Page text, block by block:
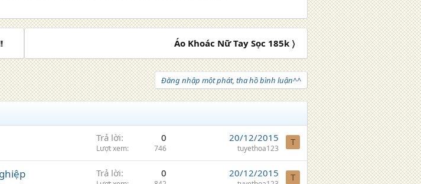
Áo Khoác Nữ Tay Sọc 185k 〉
Đăng nhập một phát, tha hồ bình luận^^
Trả lời 0
Lượt xem 746
20/12/2015
tuyethoa123
T
Trả lời 0 20/12/2015 T